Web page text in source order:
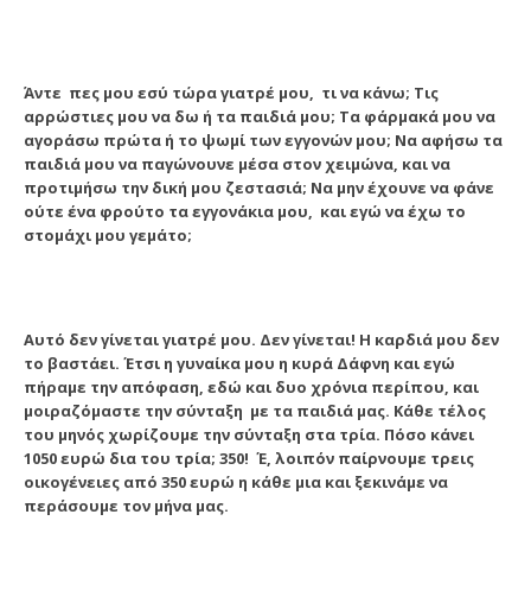
Άντε πες μου εσύ τώρα γιατρέ μου, τι να κάνω; Τις
αρρώστιες μου να δω ή τα παιδιά μου; Τα φάρμακά μου να
αγοράσω πρώτα ή το ψωμί των εγγονών μου; Να αφήσω τα
παιδιά μου να παγώνουνε μέσα στον χειμώνα, και να
προτιμήσω την δική μου ζεστασιά; Να μην έχουνε να φάνε
ούτε ένα φρούτο τα εγγονάκια μου, και εγώ να έχω το
στομάχι μου γεμάτο;
Αυτό δεν γίνεται γιατρέ μου. Δεν γίνεται! Η καρδιά μου δεν
το βαστάει. Έτσι η γυναίκα μου η κυρά Δάφνη και εγώ
πήραμε την απόφαση, εδώ και δυο χρόνια περίπου, και
μοιραζόμαστε την σύνταξη με τα παιδιά μας. Κάθε τέλος
του μηνός χωρίζουμε την σύνταξη στα τρία. Πόσο κάνει
1050 ευρώ δια του τρία; 350! Έ, λοιπόν παίρνουμε τρεις
οικογένειες από 350 ευρώ η κάθε μια και ξεκινάμε να
περάσουμε τον μήνα μας.